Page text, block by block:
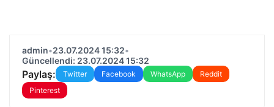
admin•23.07.2024 15:32•
Güncellendi: 23.07.2024 15:32
Paylaş: Twitter Facebook WhatsApp
Reddit
Pinterest